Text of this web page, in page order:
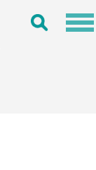
Toggle